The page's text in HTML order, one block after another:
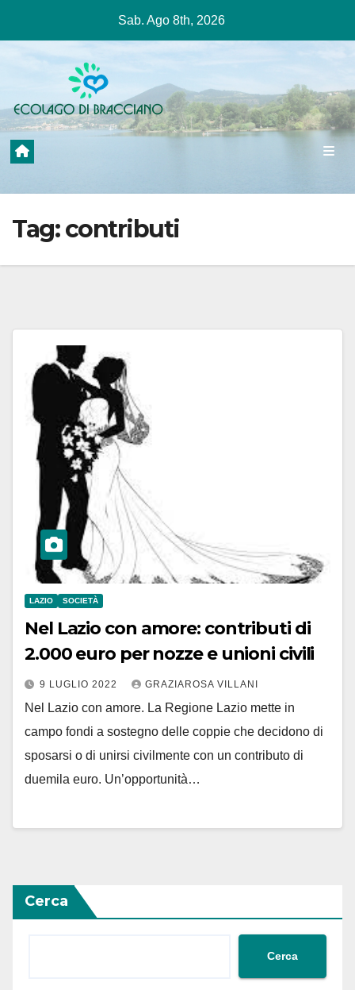
contenuto
Sab. Ago 8th, 2026
Tag:contributi
LAZIO SOCIETÀ
Nel Lazio con amore: contributi di
2.000 euro per nozze e unioni civili
9 LUGLIO 2022 GRAZIAROSA VILLANI
Nel Lazio con amore. La Regione Lazio mette in
campo fondi a sostegno delle coppie che decidono di
sposarsi o di unirsi civilmente con un contributo di
duemila euro. Un’opportunità…
Cerca
Cerca